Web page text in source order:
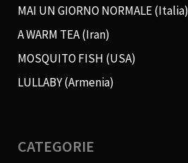
MAI UN GIORNO NORMALE (Italia)
A WARM TEA (Iran)
MOSQUITO FISH (USA)
LULLABY (Armenia)
CATEGORIE